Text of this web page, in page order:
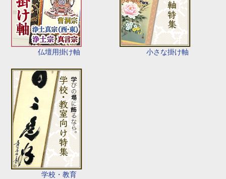
仏壇用掛け軸 小さな掛け軸
学校・教育